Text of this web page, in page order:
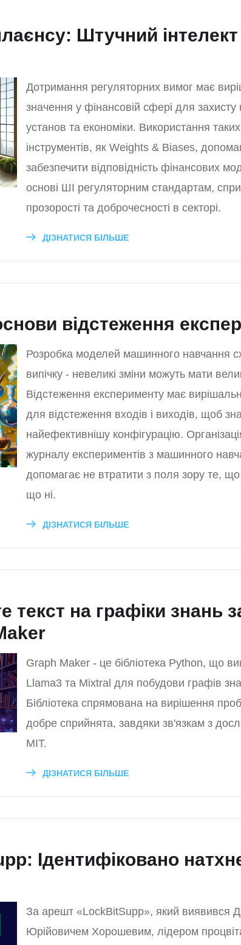
Штучний
Дотримання регуляторних вимог має
значення у фінансовій сфері для захисту
установ та економіки. Використання таких
інструментів, як Weights & Biases,
забезпечити відповідність фінансових
основі ШІ регуляторним стандартам,
прозорості та доброчесності в секторі.
ДІЗНАТИСЯ БІЛЬШЕ
відстеження
Розробка моделей машинного навчання
випічку - невеликі зміни можуть мати
Відстеження експерименту має
для відстеження входів і виходів, щоб
найефективнішу конфігурацію.
журналу експериментів з машинного
допомагає не втратити з поля зору те,
що ні.
ДІЗНАТИСЯ БІЛЬШЕ
текст на графіки знань
Graph Maker - це бібліотека Python, що
Llama3 та Mixtral для побудови графів
Бібліотека спрямована на вирішення
добре сприйнята, завдяки зв'язкам з
MIT.
ДІЗНАТИСЯ БІЛЬШЕ
Ідентифіковано
За арешт «LockBitSupp», який виявився
Юрійовичем Хорошевим, лідером